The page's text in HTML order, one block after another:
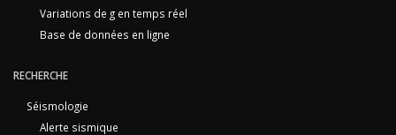
Variations de g en temps réel
Base de données en ligne
RECHERCHE
Séismologie
Alerte sismique